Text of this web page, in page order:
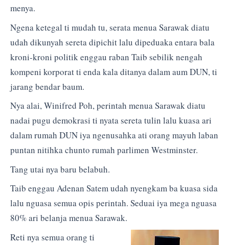
menya.
Ngena ketegal ti mudah tu, serata menua Sarawak diatu
udah dikunyah sereta dipichit lalu dipeduaka entara bala
kroni-kroni politik enggau raban Taib sebilik nengah
kompeni korporat ti enda kala ditanya dalam aum DUN, ti
jarang bendar baum.
Nya alai, Winifred Poh, perintah menua Sarawak diatu
nadai pugu demokrasi ti nyata sereta tulin lalu kuasa ari
dalam rumah DUN iya ngenusahka ati orang mayuh laban
puntan nitihka chunto rumah parlimen Westminster.
Tang utai nya baru belabuh.
Taib enggau Adenan Satem udah nyengkam ba kuasa sida
lalu nguasa semua opis perintah. Seduai iya mega nguasa
80% ari belanja menua Sarawak.
Reti nya semua orang ti